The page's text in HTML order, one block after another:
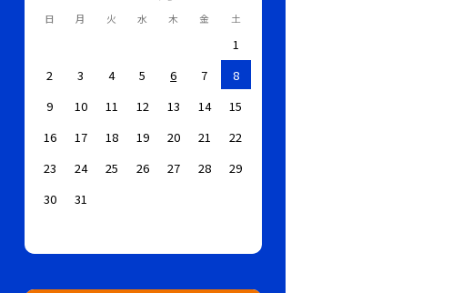
日 月 火 水 木 金 土
1
2
3 4 5 6 7
8
9
10 11 12 13 14
15
16
17 18 19 20 21
22
23
24 25 26 27 28
29
30
31